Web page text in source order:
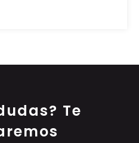
Te